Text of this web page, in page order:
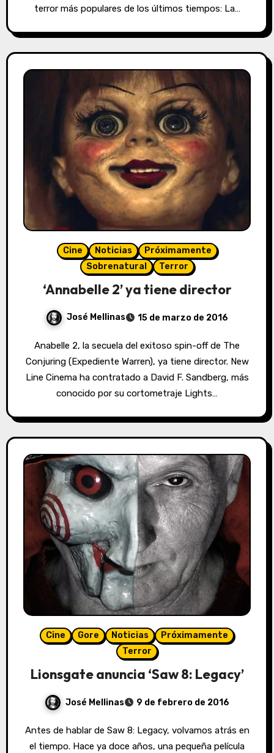
terror más populares de los últimos tiempos: La…
Cine Noticias
Próximamente
Sobrenatural
Terror
‘Annabelle 2’ ya tiene director
José Mellinas 15 de marzo de 2016
Anabelle 2, la secuela del exitoso spin-off de The
Conjuring (Expediente Warren), ya tiene director. New
Line Cinema ha contratado a David F. Sandberg, más
conocido por su cortometraje Lights…
Cine Gore Noticias
Próximamente
Terror
Lionsgate anuncia ‘Saw 8: Legacy’
José Mellinas 9 de febrero de 2016
Antes de hablar de Saw 8: Legacy, volvamos atrás en
el tiempo. Hace ya doce años, una pequeña película